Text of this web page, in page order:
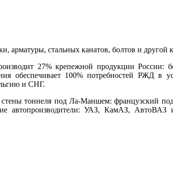
арматуры, стальных канатов, болтов и
27% крепежной продукции России:
обеспечивает 100% потребностей РЖД в
и СНГ.
тоннеля под Ла-Маншем: французский
автопроизводители: УАЗ, КамАЗ, АвтоВАЗ